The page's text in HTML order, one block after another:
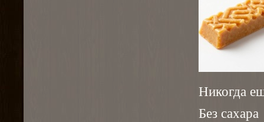
Никогда
Без сахара